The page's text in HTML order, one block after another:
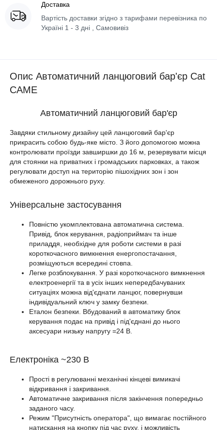
Доставка
Вартість доставки згідно з тарифами перевізника по
Україні 1 - 3 дні , Самовивіз
Опис Автоматичний ланцюговий бар'єр Cat
CAME
Автоматичний ланцюговий бар'єр
Завдяки стильному дизайну цей ланцюговий бар'єр
прикрасить собою будь-яке місто. З його допомогою можна
контролювати проїзди завширшки до 16 м, резервувати місця
для стоянки на приватних і громадських парковках, а також
регулювати доступ на територію пішохідних зон і зон
обмеженого дорожнього руху.
Універсальне застосування
Повністю укомплектована автоматична система.
Привід, блок керування, радіоприймач та інше
приладдя, необхідне для роботи системи в разі
короткочасного вимкнення енергопостачання,
розміщуються всередині стовпа.
Легке розблокування. У разі короткочасного вимкнення
електроенергії та в усіх інших непередбачуваних
ситуаціях можна від'єднати ланцюг, повернувши
індивідуальний ключ у замку безпеки.
Еталон безпеки. Вбудований в автоматику блок
керування подає на привід і під'єднані до нього
аксесуари низьку напругу =24 В.
Електроніка ~230 В
Прості в регулюванні механічні кінцеві вимикачі
відкривання і закривання.
Автоматичне закривання після закінчення попередньо
заданого часу.
Режим "Присутність оператора", що вимагає постійного
натискання на кнопку під час руху, і можливість